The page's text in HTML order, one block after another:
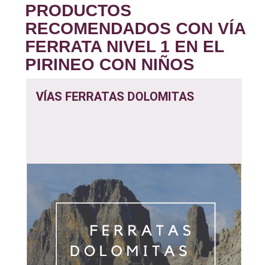
PRODUCTOS
RECOMENDADOS CON VÍA
FERRATA NIVEL 1 EN EL
PIRINEO CON NIÑOS
VÍAS FERRATAS DOLOMITAS